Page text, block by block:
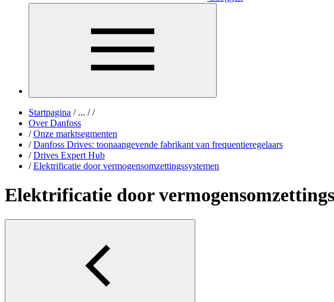
Startpagina /... / /
Over Danfoss
/ Onze marktsegmenten
/ Danfoss Drives: toonaangevende fabrikant van frequentieregelaars
/ Drives Expert Hub
/ Elektrificatie door vermogensomzettingssystemen
Elektrificatie door